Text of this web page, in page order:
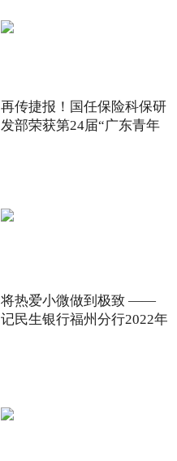
再传捷报！国任保险科保研
发部荣获第24届“广东青年
将热爱小微做到极致 ——
记民生银行福州分行2022年